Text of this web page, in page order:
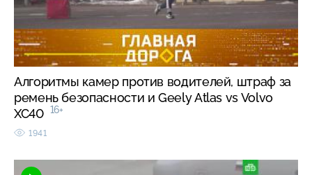
Алгоритмы камер против водителей, штраф за
ремень безопасности и Geely Atlas vs Volvo
XC40 16+
1941